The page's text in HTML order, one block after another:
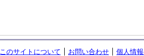
このサイトについて お問い合わせ
個人情